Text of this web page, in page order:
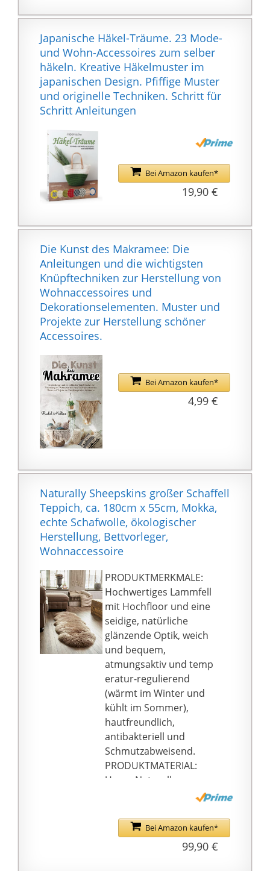
Dekofiguren bestehen
Kunstharz. Eine
widerstandfähiges und
robustes Material,
welches auch für den
Außenbereich geeignet
ist. Die Polyresin Deko
Innendekoration von
Wohnaccessoires &
Deko auch eine tolle
Auswahl an
Kleinmöbeln & vielen
anderen Zubehör für
deine eigenen vier
Wände.
(DIY) sind alle 11 x 11x
21 cm groß. Damit
eigenen sie sich für die
shelfmade findest du
neben
Wohnaccessoires &
Deko auch eine tolle
Auswahl an
Kleinmöbeln & vielen
deine eigenen vier
Wände.
Japanische Häkel-Träume. 23 Mode-
und Wohn-Accessoires zum selber
häkeln. Kreative Häkelmuster im
japanischen Design. Pfiffige Muster
und originelle Techniken. Schritt für
Schritt Anleitungen
Bei Amazon kaufen*
19,90 €
Die Kunst des Makramee: Die
Anleitungen und die wichtigsten
Knüpftechniken zur Herstellung von
Wohnaccessoires und
Dekorationselementen. Muster und
Projekte zur Herstellung schöner
Accessoires.
Bei Amazon kaufen*
4,99 €
Naturally Sheepskins großer Schaffell
Teppich, ca. 180cm x 55cm, Mokka,
echte Schafwolle, ökologischer
Herstellung, Bettvorleger,
Wohnaccessoire
PRODUKTMERKMALE:
Hochwertiges Lammfell
mit Hochfloor und eine
seidige, natürliche
glänzende Optik, weich
und bequem,
atmungsaktiv und temp
eratur-regulierend
(wärmt im Winter und
kühlt im Sommer),
hautfreundlich,
antibakteriell und
Schmutzabweisend.
PRODUKTMATERIAL:
Unser Naturally
echtem
neuseeländischem
Bei Amazon kaufen*
99,90 €